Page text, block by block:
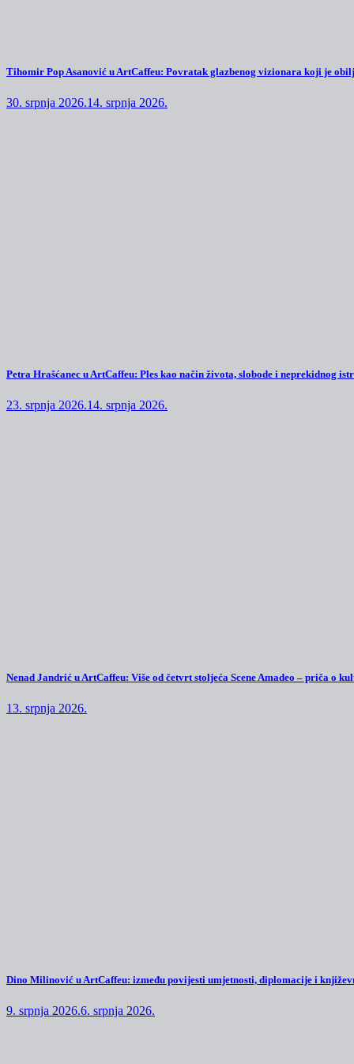
Tihomir Pop Asanović u ArtCaffeu: Povratak glazbenog vizionara koji je
30. srpnja 2026.14. srpnja 2026.
Petra Hrašćanec u ArtCaffeu: Ples kao način života, slobode i neprekidnog
23. srpnja 2026.14. srpnja 2026.
Nenad Jandrić u ArtCaffeu: Više od četvrt stoljeća Scene Amadeo – priča o
13. srpnja 2026.
Dino Milinović u ArtCaffeu: između povijesti umjetnosti, diplomacije i
9. srpnja 2026.6. srpnja 2026.